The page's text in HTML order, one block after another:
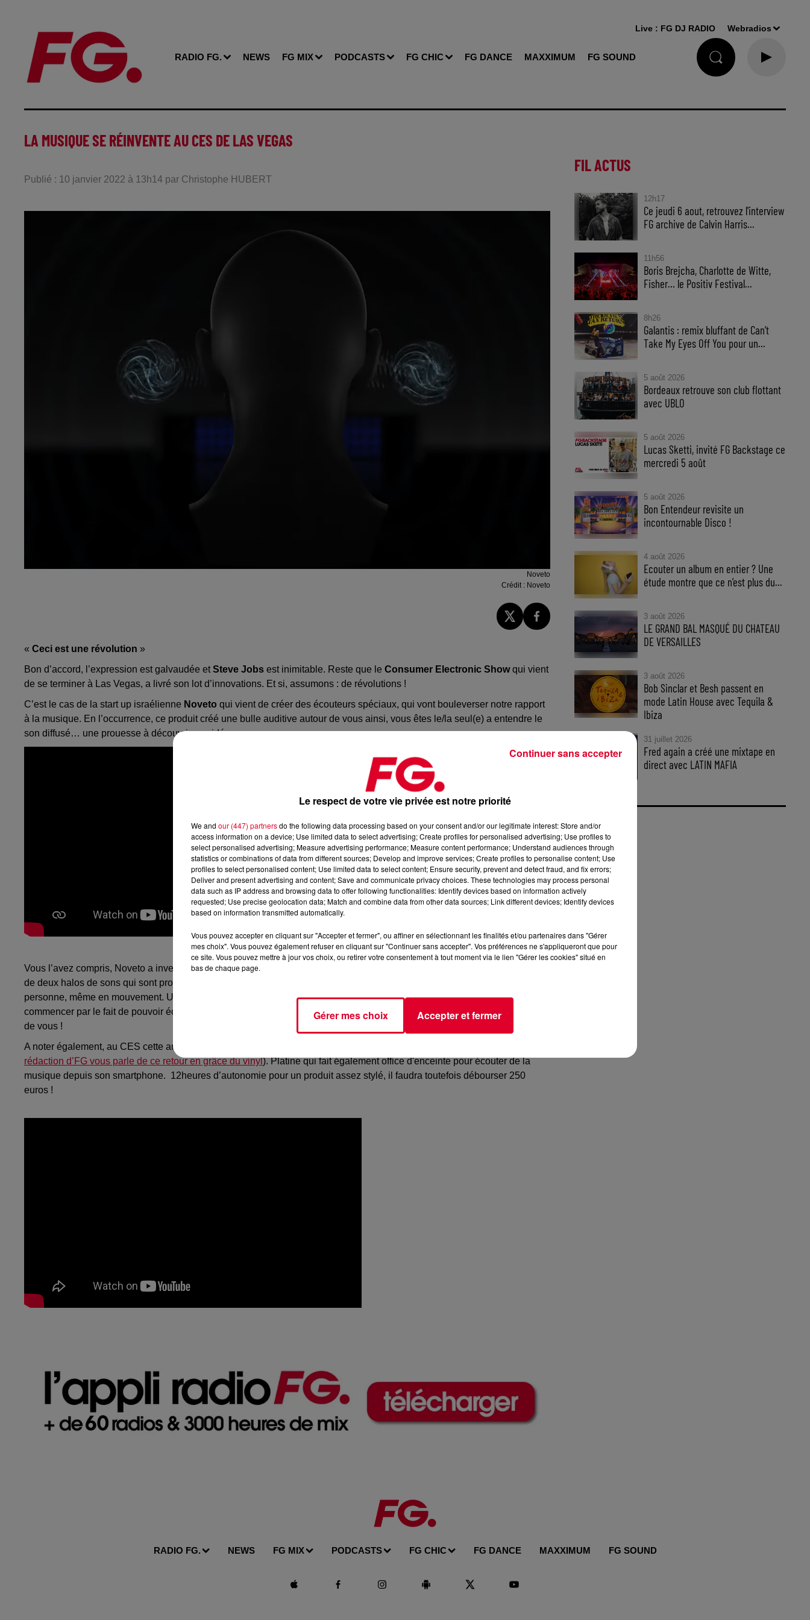
RADIO FG. NEWS FG MIX PODCASTS FG CHIC FG DANCE MAXXIMUM FG SOUND
Live : FG DJ RADIO Webradios
LA MUSIQUE SE RÉINVENTE AU CES DE LAS VEGAS
Publié : 10 janvier 2022 à 13h14 par Christophe HUBERT
Noveto
Crédit : Noveto
« Ceci est une révolution »
Bon d’accord, l’expression est galvaudée etSteve Jobs est inimitable. Reste que le Consumer Electronic Showqui vient
de se terminer à Las Vegas, a livré son lot d’innovations. Et si, assumons : de révolutions !
C’est le cas de la start up israélienne Noveto qui vient de créer des écouteurs spéciaux, qui vont bouleverser notre rapport
à la musique. En l’occurrence, ce produit créé une bulle auditive autour de vous ainsi, vous êtes le/la seul(e) a entendre le
son diffusé… une prouesse à découvrir en vidéo :
Vous l’avez compris, Noveto a inventé l’écouteur sans écouteur. Son créateur – le français
de deux halos de sons qui sont projetés d’un module 3D chargé de détecter vos oreilles. De sorte que le son cible une
personne, même en mouvement. Une innovation dont les applications futures ouvrent un large champ des possibles, à
commencer par le fait de pouvoir écouter de la musique forte, sans gêner ses voisins, voire même un coloc’ situé à 2 mètres
de vous !
A noter également, au CES cette année, le prix reçu par une
rédaction d’FG vous parle de ce retour en grâce du vinyl). Platine qui fait également office d'enceinte pour écouter de la
musique depuis son smartphone. 12heures d’autonomie pour un produit assez stylé, il faudra toutefois débourser 250
euros !
FIL ACTUS
12h17
Ce jeudi 6 aout, retrouvez l'interview
FG archive de Calvin Harris...
11h56
Boris Brejcha, Charlotte de Witte,
Fisher… le Positiv Festival...
8h26
Galantis : remix bluffant de Can’t
Take My Eyes Off You pour un...
5 août 2026
Bordeaux retrouve son club flottant
avec UBLO
5 août 2026
Lucas Sketti, invité FG Backstage ce
mercredi 5 août
5 août 2026
Bon Entendeur revisite un
incontournable Disco !
4 août 2026
Ecouter un album en entier ? Une
étude montre que ce n’est plus du...
3 août 2026
LE GRAND BAL MASQUÉ DU CHATEAU
DE VERSAILLES
3 août 2026
Bob Sinclar et Besh passent en
mode Latin House avec Tequila &
Ibiza
31 juillet 2026
Fred again a créé une mixtape en
direct avec LATIN MAFIA
RADIO FG. NEWS FG MIX PODCASTS FG CHIC FG DANCE MAXXIMUM FG SOUND
Le respect de votre vie privée est notre priorité
We and our (447) partnersdo the following data processing based on your consent and/or our legitimate interest: Store and/or
access information on a device; Use limited data to select advertising; Create profiles for personalised advertising; Use profiles to
select personalised advertising; Measure advertising performance; Measure content performance; Understand audiences through
statistics or combinations of data from different sources; Develop and improve services; Create profiles to personalise content; Use
profiles to select personalised content; Use limited data to select content; Ensure security, prevent and detect fraud, and fix errors;
Deliver and present advertising and content; Save and communicate privacy choices. These technologies may process personal
data such as IP address and browsing data to offer following functionalities: Identify devices based on information actively
requested; Use precise geolocation data; Match and combine data from other data sources; Link different devices; Identify devices
based on information transmitted automatically.
Vous pouvez accepter en cliquant sur "Accepter et fermer", ou affiner en sélectionnant les finalités et/ou partenaires dans "Gérer
mes choix". Vous pouvez également refuser en cliquant sur "Continuer sans accepter". Vos préférences ne s'appliqueront que pour
ce site. Vous pouvez mettre à jour vos choix, ou retirer votre consentement à tout moment via le lien "Gérer les cookies" situé en
bas de chaque page.
Gérer mes choix Accepter et fermer
Continuer sans accepter